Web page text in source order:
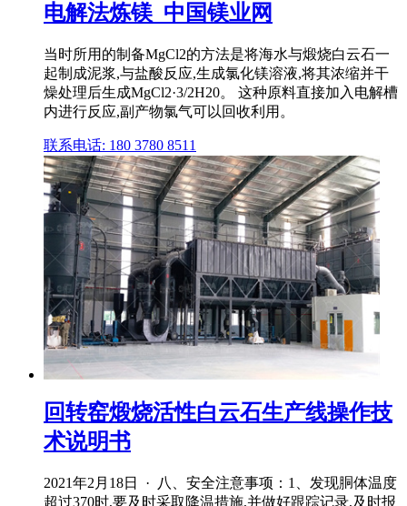
电解法炼镁_中国镁业网
当时所用的制备MgCl2的方法是将海水与煅烧白云石一
起制成泥浆,与盐酸反应,生成氯化镁溶液,将其浓缩并干
燥处理后生成MgCl2·3/2H20。 这种原料直接加入电解槽
内进行反应,副产物氯气可以回收利用。
联系电话: 180 3780 8511
回转窑煅烧活性白云石生产线操作技
术说明书
2021年2月18日 · 八、安全注意事项：1、发现胴体温度
超过370时,要及时采取降温措施,并做好跟踪记录,及时报